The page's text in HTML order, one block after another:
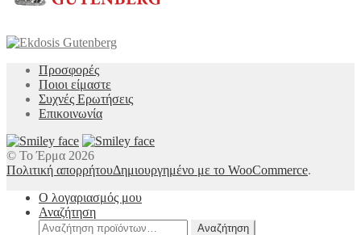
Προσφορές
Ποιοι είμαστε
Συχνές Ερωτήσεις
Επικοινωνία
© Το Έρμα 2026
Πολιτική απορρήτουΔημιουργημένο με το WooCommerce.
Ο λογαριασμός μου
Αναζήτηση
Αναζήτηση
Αναζήτηση